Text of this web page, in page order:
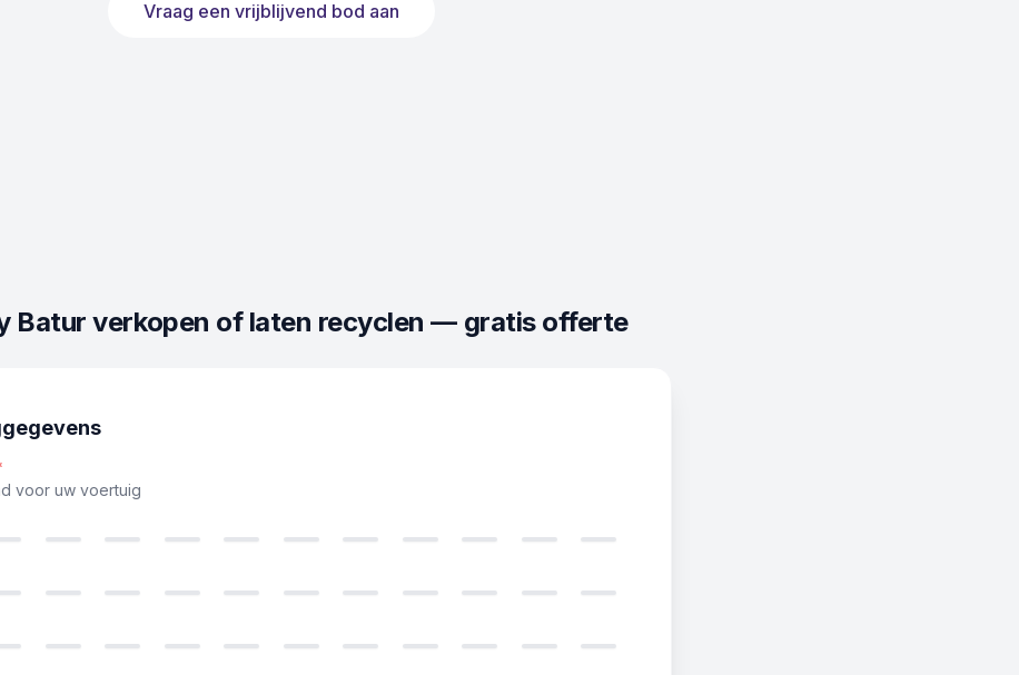
Vraag een vrijblijvend bod aan
Batur verkopen of laten recyclen — gratis offerte
voor uw voertuig